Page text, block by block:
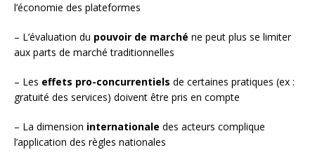
l’économie des plateformes
– L’évaluation du pouvoir de marché ne peut plus se limiter
aux parts de marché traditionnelles
– Les effets pro-concurrentiels de certaines pratiques (ex :
gratuité des services) doivent être pris en compte
– La dimension internationale des acteurs complique
l’application des règles nationales